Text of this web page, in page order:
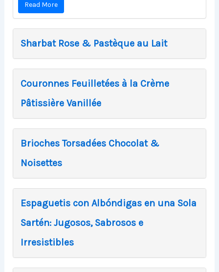
Read More
Sharbat Rose & Pastèque au Lait
Couronnes Feuilletées à la Crème
Pâtissière Vanillée
Brioches Torsadées Chocolat &
Noisettes
Espaguetis con Albóndigas en una Sola
Sartén: Jugosos, Sabrosos e
Irresistibles